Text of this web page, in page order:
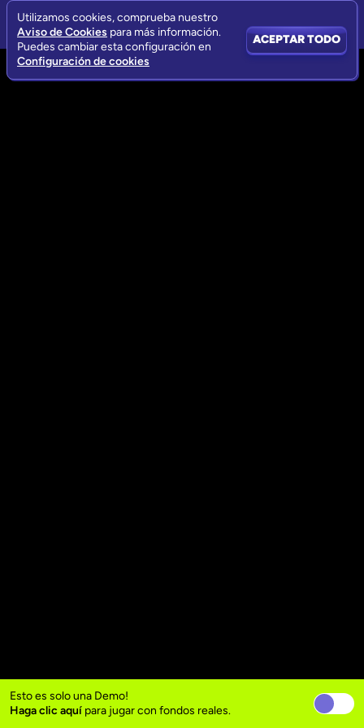
Esto es solo una Demo!
Haga clic aquí para jugar con fondos reales.
Utilizamos cookies, comprueba nuestro
Aviso de Cookies para más información.
Puedes cambiar esta configuración en
Configuración de cookies
ACEPTAR TODO